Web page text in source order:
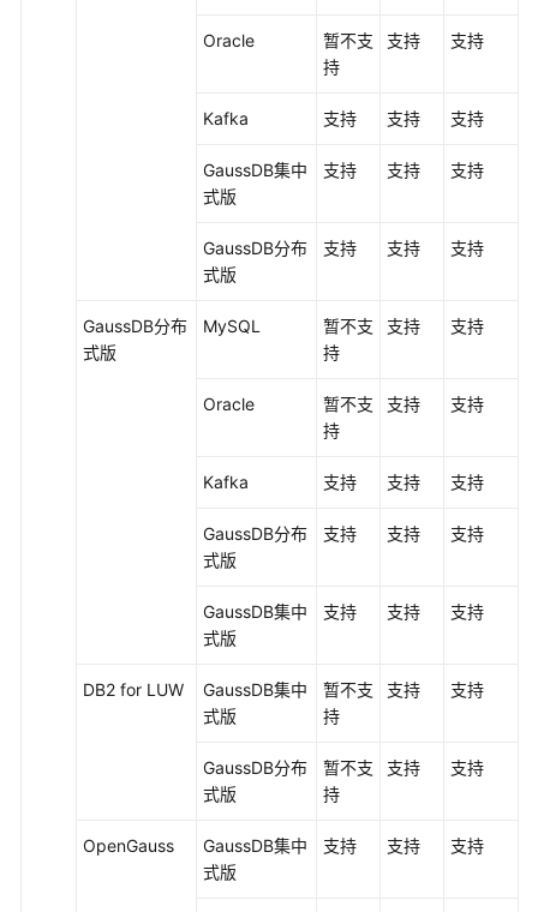
Oracle
暂不支
持
支持 支持
Kafka 支持 支持 支持
GaussDB集中
式版
支持 支持 支持
GaussDB分布
式版
支持 支持 支持
GaussDB分布
式版
MySQL
暂不支
持
支持 支持
Oracle
暂不支
持
支持 支持
Kafka 支持 支持 支持
GaussDB分布
式版
支持 支持 支持
GaussDB集中
式版
支持 支持 支持
DB2 for LUW
GaussDB集中
式版
暂不支
持
支持 支持
GaussDB分布
式版
暂不支
持
支持 支持
OpenGauss
GaussDB集中
式版
支持 支持 支持